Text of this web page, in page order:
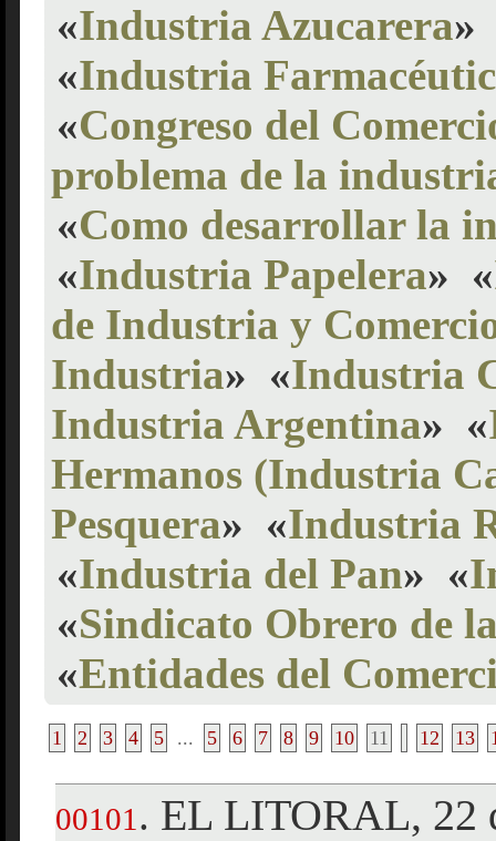
«Industria Azucarera»
«Industria
«Congreso del
problema de la
«Como desarrollar la
«Industria Papelera» «
de Industria y
Industria» «Industria
Industria Argentina» «
Hermanos (Industria
Pesquera» «Industria
«Industria del Pan» «
«Sindicato Obrero de
«Entidades del
1 2 3 4 5 ... 5 6 7 8 9 10 11 12 13
00101 . EL LITORAL, 22